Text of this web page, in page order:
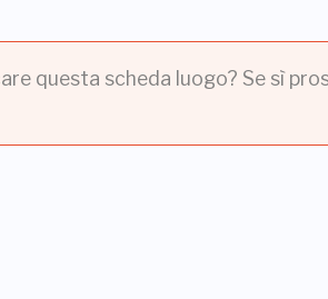
questa scheda luogo? Se sì